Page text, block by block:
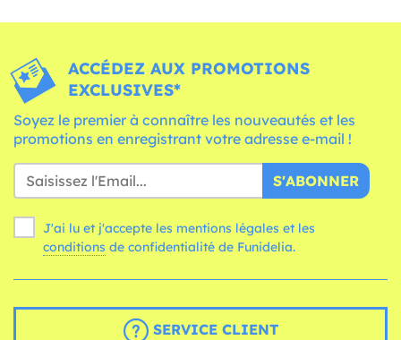
ACCÉDEZ AUX PROMOTIONS
EXCLUSIVES*
Soyez le premier à connaître les nouveautés et les
promotions en enregistrant votre adresse e-mail !
S'ABONNER
J'ai lu et j'accepte les mentions légales et les
conditions de confidentialité de Funidelia.
SERVICE CLIENT